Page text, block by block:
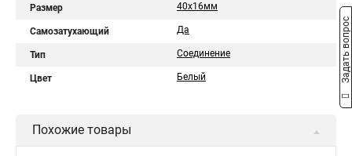
Размер 40х16мм
Самозатухающий Да
Тип Соединение
Цвет Белый
Похожие товары
Задать вопрос